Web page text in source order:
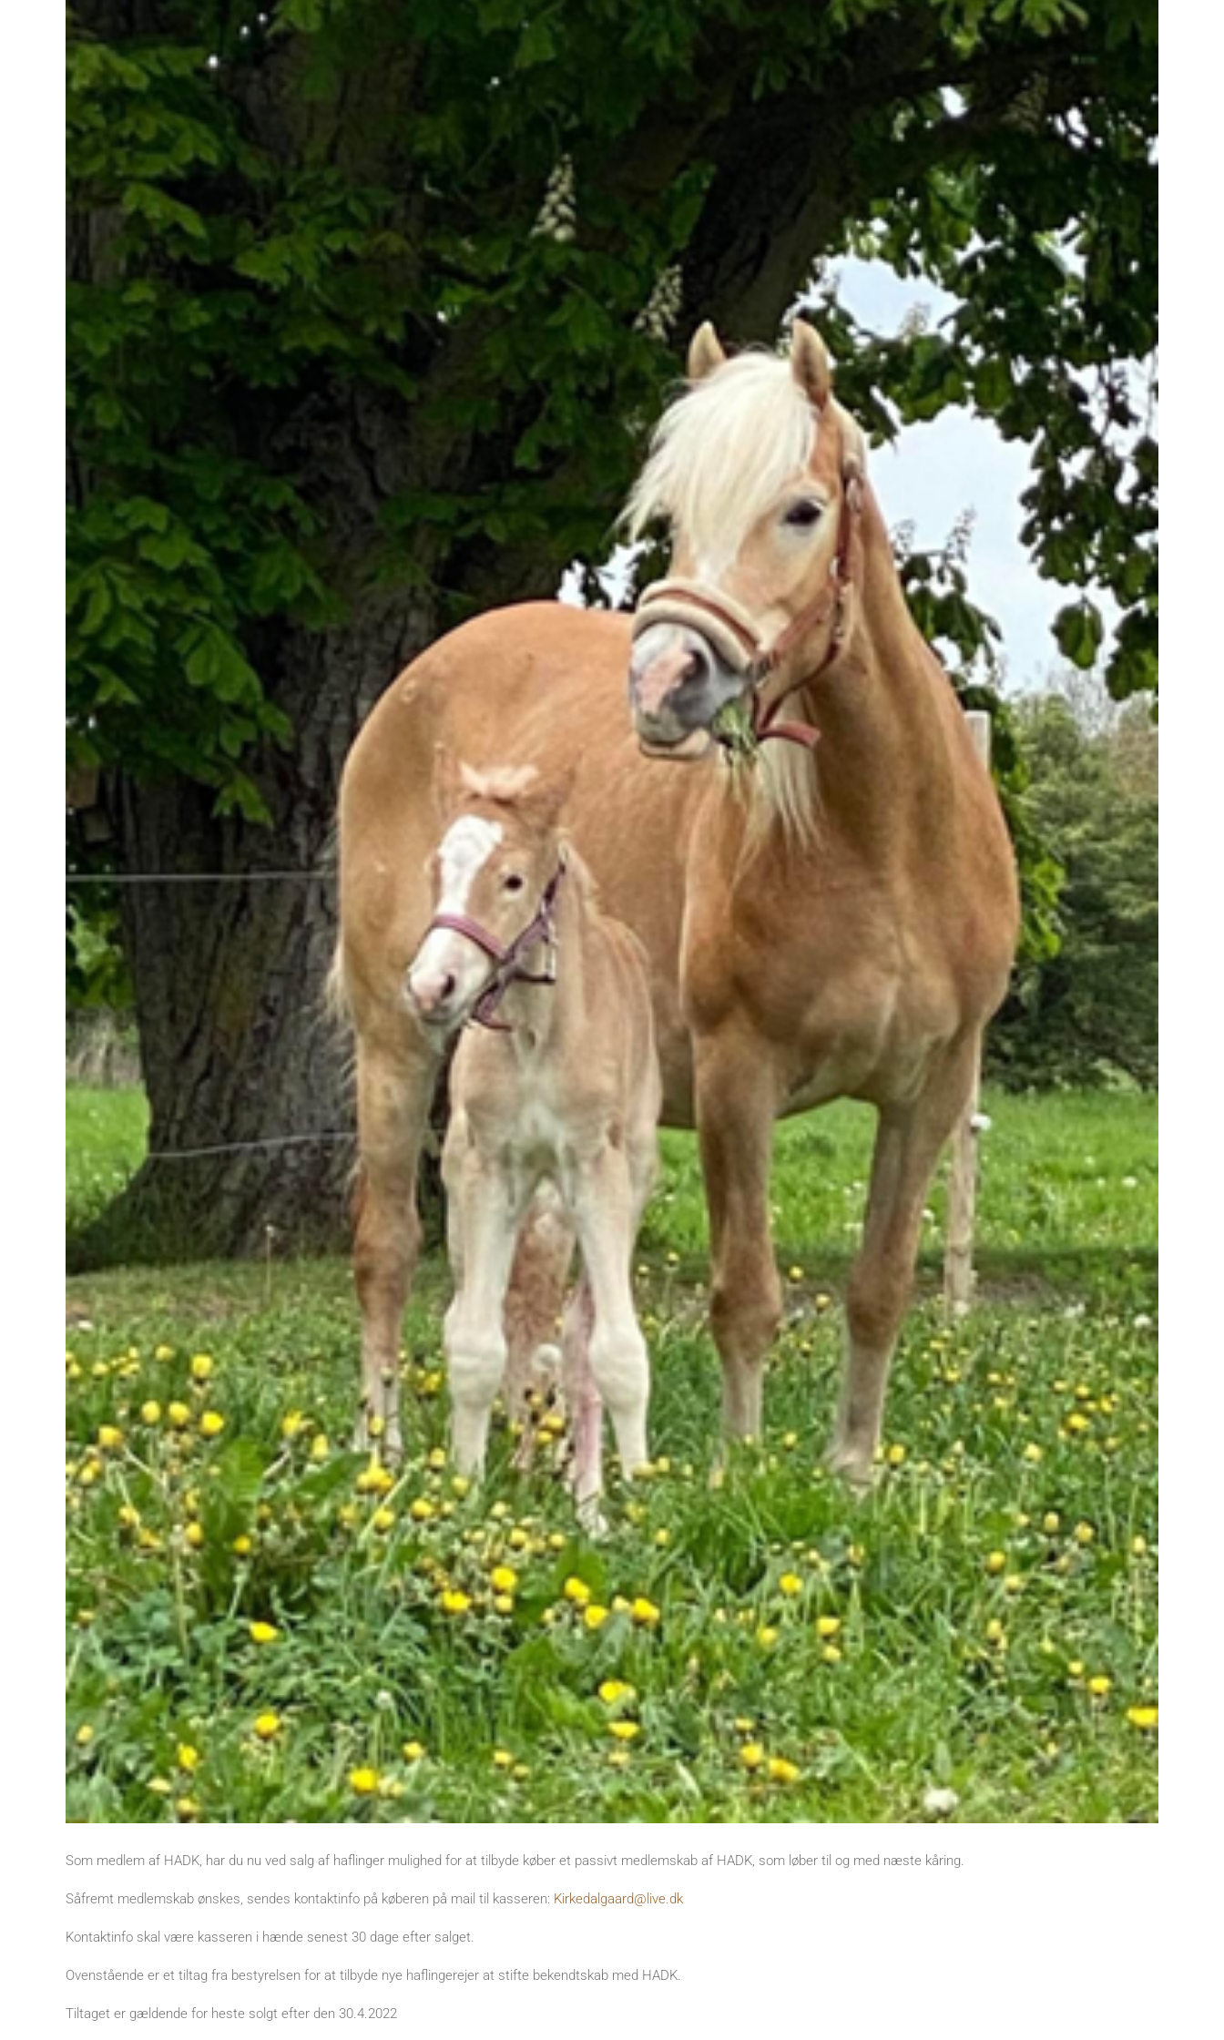
Som medlem af HADK, har du nu ved salg af haflinger mulighed for at tilbyde køber et passivt medlemskab af HADK, som løber til og med næste kåring.
Såfremt medlemskab ønskes, sendes kontaktinfo på køberen på mail til kasseren: Kirkedalgaard@live.dk
Kontaktinfo skal være kasseren i hænde senest 30 dage efter salget.
Ovenstående er et tiltag fra bestyrelsen for at tilbyde nye haflingerejer at stifte bekendtskab med HADK.
Tiltaget er gældende for heste solgt efter den 30.4.2022